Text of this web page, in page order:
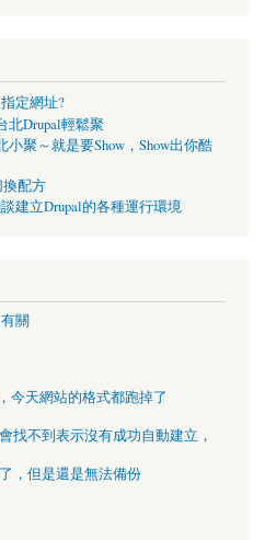
定網址?
北Drupal輕鬆聚
小聚～就是要Show，Show出你酷
換配方
建立Drupal的各種運行環境
關
今天網站的格式都跑掉了
找不到表示沒有成功自動建立，
，但是還是無法備份